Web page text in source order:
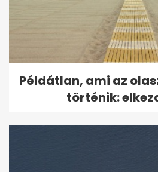
Példátlan, ami az
történik: